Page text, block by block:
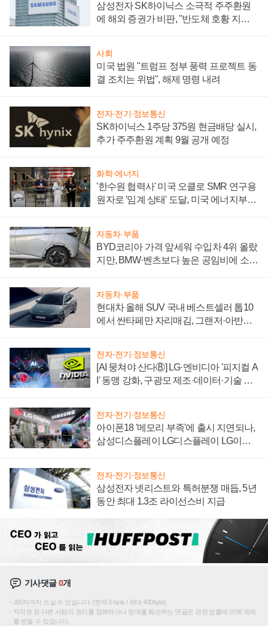
삼성전자 SK하이닉스 소극적 주주환원
에 해외 증권가 비판, "반도체 호황 지속
사회
미국 법원 "트럼프 정부 풍력 프로젝트 동
결 조치는 위법", 해제 명령 내려
전자·전기·정보통신
SK하이닉스 1주당 375원 현금배당 실시,
추가 주주환원 계획 9월 공개 예정
화학·에너지
'한수원 협력사' 미국 오클로 SMR 연구용
원자로 '임계 상태' 도달, 미국 에너지부
자동차·부품
BYD코리아 가격 앞세워 수입차 4위 올랐
지만, BMW·벤츠보다 높은 공임비에 소비
자동차·부품
현대차 올해 SUV 국내 베스트셀러 톱10
에서 싼타페만 자리매김, 그랜저·아반떼
전자·전기·정보통신
[AI 뭉쳐야 산다⑧] LG·엔비디아 '피지컬 A
I' 동맹 강화, 구광모 제조·데이터·기술 결
전자·전기·정보통신
아이폰18 '메모리 부족'에 출시 지연되나,
삼성디스플레이 LG디스플레이 LG이노
전자·전기·정보통신
삼성전자 넷리스트와 특허분쟁 매듭, 5년
동안 최대 1.3조 라이선스비 지급
기사댓글0개
200자까지 쓰실 수 있습니다. (현재 0 byte / 최대 400byte)
저작권 등 다른 사람의 권리를 침해하거나 명예를 훼손하는 댓글은 관련 법률에 의해 제재
를 받을 수 있습니다.